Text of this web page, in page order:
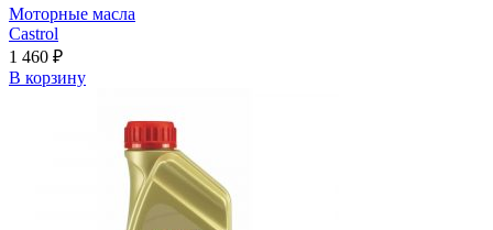
Моторные масла
Castrol
1 460 ₽
В корзину